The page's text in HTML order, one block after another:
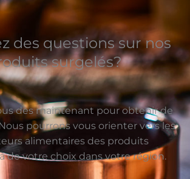
des questions sur nos
surgelés?
dès maintenant pour obtenir de
pourrons vous orienter vers les
alimentaires des produits
de votre choix dans votre région.